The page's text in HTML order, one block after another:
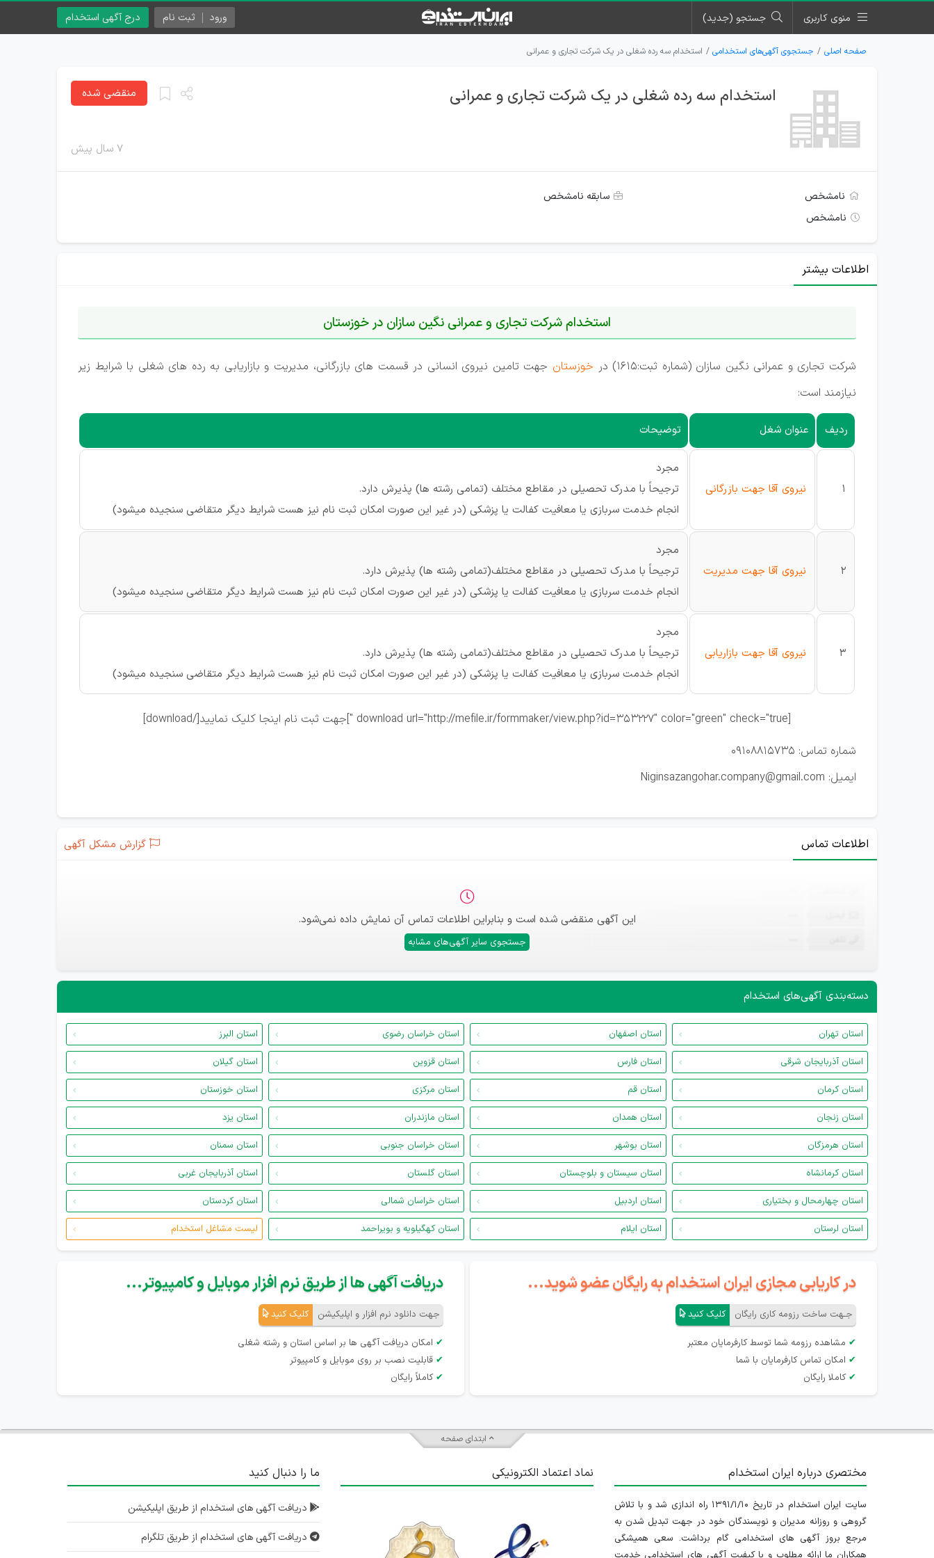
منوی کاربری جستجو (جدید) درج آگهی استخدام ورود ثبت نام
صفحه اصلی جستجوی آگهی‌های استخدامی استخدام سه رده شغلی در یک شرکت تجاری و عمرانی
استخدام سه رده شغلی در یک شرکت تجاری و عمرانی
۷ سال پیش
منقضی شده
نامشخص
سابقه نامشخص
نامشخص
اطلاعات بیشتر
استخدام شرکت تجاری و عمرانی نگین سازان در خوزستان
شرکت تجاری و عمرانی نگین سازان (شماره ثبت:1615) در خوزستان جهت تامین نیروی انسانی در قسمت های بازرگانی، مدیریت و بازاریابی به رده های شغلی با شرایط زیر
نیازمند است:
ردیف عنوان شغل توضیحات
1 نیروی آقا جهت بازرگانی
مجرد
ترجیحاً با مدرک تحصیلی در مقاطع مختلف (تمامی رشته ها) پذیرش دارد.
انجام خدمت سربازی یا معافیت کفالت یا پزشکی (در غیر این صورت امکان ثبت نام نیز هست شرایط دیگر متقاضی سنجیده میشود)
2 نیروی آقا جهت مدیریت
مجرد
ترجیحاً با مدرک تحصیلی در مقاطع مختلف(تمامی رشته ها) پذیرش دارد.
انجام خدمت سربازی یا معافیت کفالت یا پزشکی (در غیر این صورت امکان ثبت نام نیز هست شرایط دیگر متقاضی سنجیده میشود)
3 نیروی آقا جهت بازاریابی
مجرد
ترجیحاً با مدرک تحصیلی در مقاطع مختلف(تمامی رشته ها) پذیرش دارد.
انجام خدمت سربازی یا معافیت کفالت یا پزشکی (در غیر این صورت امکان ثبت نام نیز هست شرایط دیگر متقاضی سنجیده میشود)
[download url="http://mefile.ir/formmaker/view.php?id=353227" color="green" check="true "]جهت ثبت نام اینجا کلیک نمایید[/download]
شماره تماس: 09108815735
ایمیل: Niginsazangohar.company@gmail.com
اطلاعات تماس گزارش مشکل آگهی
این آگهی منقضی شده است و بنابراین اطلاعات تماس آن نمایش داده نمی‌شود.
جستجوی سایر آگهی‌های مشابه
دسته‌بندی آگهی‌های استخدام
استان تهران استان اصفهان استان خراسان رضوی
استان البرز
استان آذربایجان شرقی
استان فارس استان قزوین
استان گیلان
استان کرمان
استان قم استان مرکزی
استان خوزستان
استان زنجان
استان همدان استان مازندران
استان یزد
استان هرمزگان
استان بوشهر استان خراسان جنوبی
استان سمنان
استان کرمانشاه
استان سیستان و بلوچستان استان گلستان
استان آذربایجان غربی
استان چهارمحال و بختیاری
استان اردبیل استان خراسان شمالی
استان کردستان
استان لرستان
استان ایلام استان کهگیلویه و بویراحمد لیست مشاغل استخدام
در کاریابی مجازی ایران استخدام به رایگان عضو شوید...
جـهت ساخت رزومه کاری رایگان کلیک کنید
✔ مشاهده رزومه شما توسط کارفرمایان معتبر
✔ امکان تماس کارفرمایان با شما
✔ کاملا رایگان
دریافت آگهی ها از طریق نرم افزار موبایل و کامپیوتر...
جهت دانلود نرم افزار و اپلیکیشن کلیک کنید
✔ امکان دریافت آگهی ها بر اساس استان و رشته شغلی
✔ قابلیت نصب بر روی موبایل و کامپیوتر
✔ کاملاً رایگان
ابتدای صفحه
مختصری درباره ایران استخدام
سایت ایران استخدام در تاریخ ۱۳۹۱/۱/۱۰ راه اندازی شد و با تلاش
گروهی و روزانه مدیران و نویسندگان خود در جهت تبدیل شدن به
مرجع بروز آگهی های استخدامی گام برداشت. سعی همیشگی
همکاران ما ارائه مطلوب و با کیفیت آگهی های استخدامی خدمت
نماد اعتماد الکترونیکی ما را دنبال کنید
دریافت آگهی های استخدام از طریق اپلیکیشن
دریافت آگهی های استخدام از طریق تلگرام